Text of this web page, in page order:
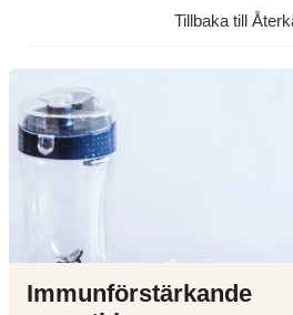
Tillbaka till
o
s
Immunförstärkande